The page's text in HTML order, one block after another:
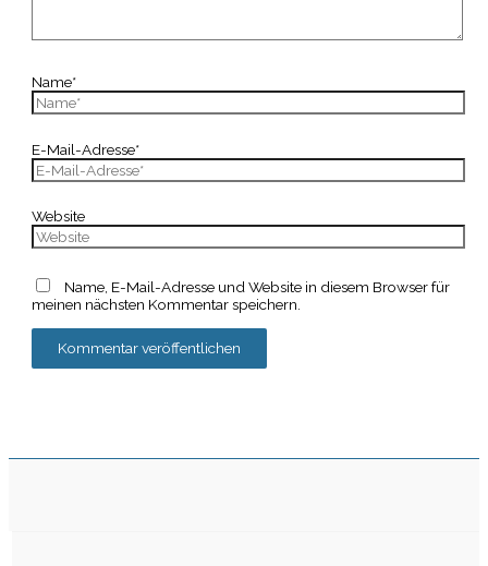
Name*
E-Mail-Adresse*
Website
Name, E-Mail-Adresse und Website in diesem Browser für
meinen nächsten Kommentar speichern.